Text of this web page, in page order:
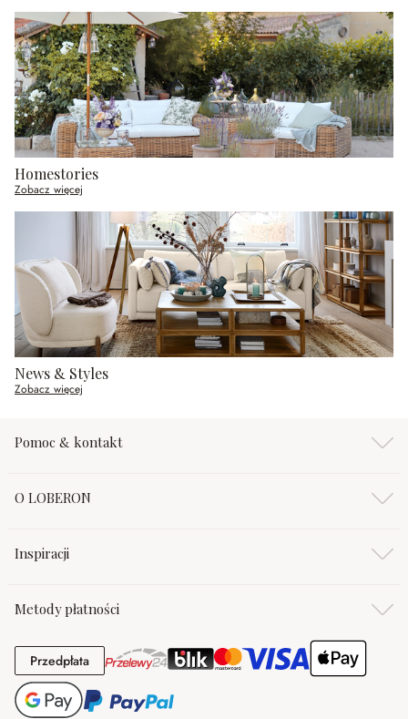
Homestories
Zobacz więcej
News & Styles
Zobacz więcej
Pomoc & kontakt
O LOBERON
Inspiracji
Metody płatności
PrzedpłataPrzedpłata